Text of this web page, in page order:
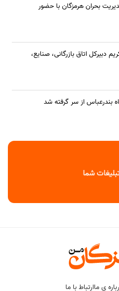
بحران هرمزگان با حضور
دبیرکل اتاق بازرگانی، صنایع،
بندرعباس از سر گرفته شد
ی ماارتباط با ما